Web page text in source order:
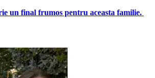
un final frumos pentru aceasta familie.